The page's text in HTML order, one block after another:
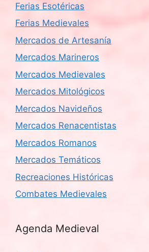
Ferias Esotéricas
Ferias Medievales
Mercados de Artesanía
Mercados Marineros
Mercados Medievales
Mercados Mitológicos
Mercados Navideños
Mercados Renacentistas
Mercados Romanos
Mercados Temáticos
Recreaciones Históricas
Combates Medievales
Agenda Medieval